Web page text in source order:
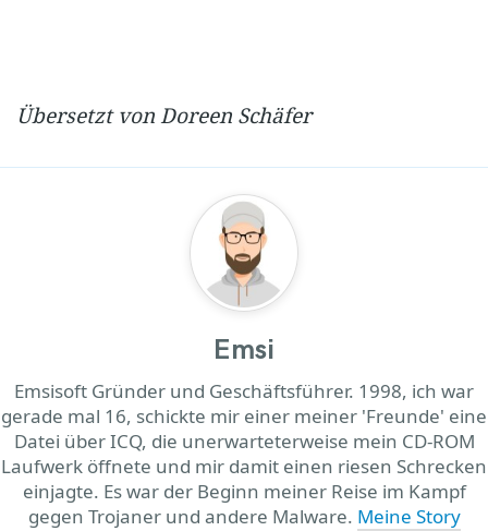
Übersetzt von Doreen Schäfer
Emsi
Emsisoft Gründer und Geschäftsführer. 1998, ich war
gerade mal 16, schickte mir einer meiner 'Freunde' eine
Datei über ICQ, die unerwarteterweise mein CD-ROM
Laufwerk öffnete und mir damit einen riesen Schrecken
einjagte. Es war der Beginn meiner Reise im Kampf
gegen Trojaner und andere Malware. Meine Story